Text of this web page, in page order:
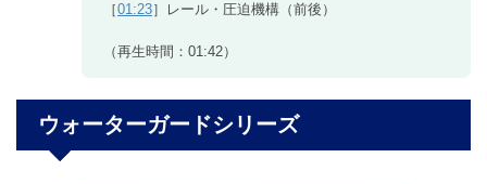
［01:23］レール・圧迫機構（前後）
（再生時間：01:42）
ウォーターガードシリーズ